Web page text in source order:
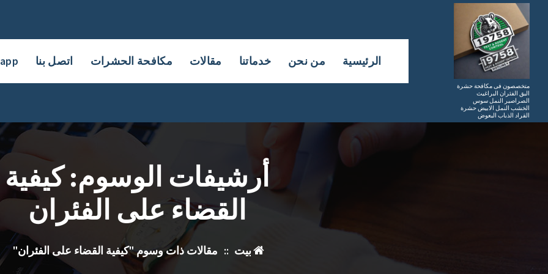
التجاوز
المحتوى
متخصصون فى مكافحة حشرة
البق الفئران البراغيث
الصراصير النمل سوس
الخشب النمل الابيض حشرة
القراد الذباب البعوض
الرئيسية من نحن خدماتنا مقالات مكافحة الحشرات اتصل بنا
أرشيفات الوسوم: كيفية
القضاء على الفئران
بيت :: مقالات ذات وسوم "كيفية القضاء على الفئران"